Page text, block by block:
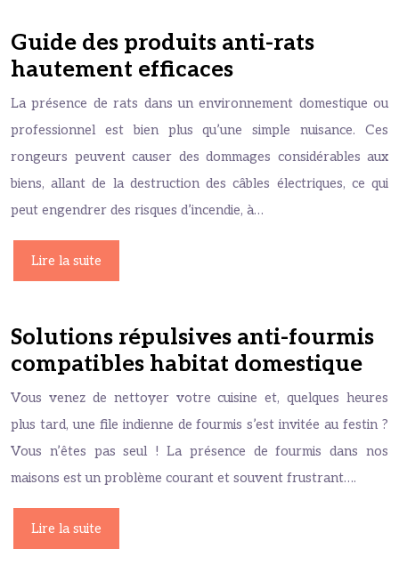
Guide des produits anti-rats
hautement efficaces
La présence de rats dans un environnement domestique ou
professionnel est bien plus qu’une simple nuisance. Ces
rongeurs peuvent causer des dommages considérables aux
biens, allant de la destruction des câbles électriques, ce qui
peut engendrer des risques d’incendie, à…
Lire la suite
Solutions répulsives anti-fourmis
compatibles habitat domestique
Vous venez de nettoyer votre cuisine et, quelques heures
plus tard, une file indienne de fourmis s’est invitée au festin ?
Vous n’êtes pas seul ! La présence de fourmis dans nos
maisons est un problème courant et souvent frustrant….
Lire la suite